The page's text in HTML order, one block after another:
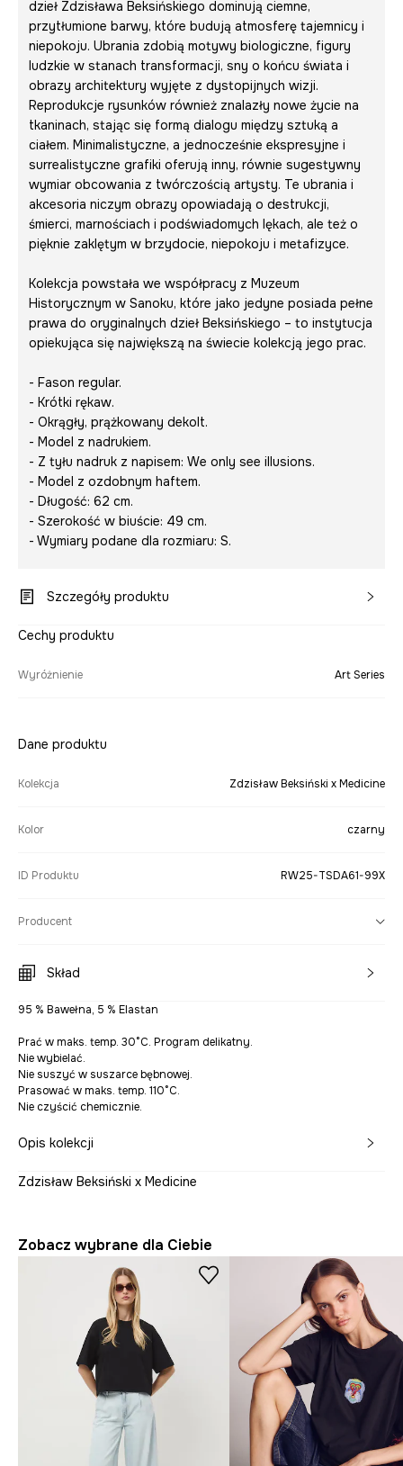
dzieł Zdzisława Beksińskiego dominują ciemne,
przytłumione barwy, które budują atmosferę tajemnicy i
niepokoju. Ubrania zdobią motywy biologiczne, figury
ludzkie w stanach transformacji, sny o końcu świata i
obrazy architektury wyjęte z dystopijnych wizji.
Reprodukcje rysunków również znalazły nowe życie na
tkaninach, stając się formą dialogu między sztuką a
ciałem. Minimalistyczne, a jednocześnie ekspresyjne i
surrealistyczne grafiki oferują inny, równie sugestywny
wymiar obcowania z twórczością artysty. Te ubrania i
akcesoria niczym obrazy opowiadają o destrukcji,
śmierci, marnościach i podświadomych lękach, ale też o
pięknie zaklętym w brzydocie, niepokoju i metafizyce.
Kolekcja powstała we współpracy z Muzeum
Historycznym w Sanoku, które jako jedyne posiada pełne
prawa do oryginalnych dzieł Beksińskiego – to instytucja
opiekująca się największą na świecie kolekcją jego prac.
- Fason regular.
- Krótki rękaw.
- Okrągły, prążkowany dekolt.
- Model z nadrukiem.
- Z tyłu nadruk z napisem: We only see illusions.
- Model z ozdobnym haftem.
- Długość: 62 cm.
- Szerokość w biuście: 49 cm.
- Wymiary podane dla rozmiaru: S.
Szczegóły produktu
Cechy produktu
Wyróżnienie Art Series
Dane produktu
Kolekcja Zdzisław Beksiński x Medicine
Kolor czarny
ID Produktu RW25-TSDA61-99X
Producent
Skład
95 % Bawełna, 5 % Elastan
Prać w maks. temp. 30°C. Program delikatny.
Nie wybielać.
Nie suszyć w suszarce bębnowej.
Prasować w maks. temp. 110°C.
Nie czyścić chemicznie.
Opis kolekcji
Zdzisław Beksiński x Medicine
Zobacz wybrane dla Ciebie